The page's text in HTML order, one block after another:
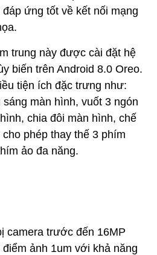
ứng tốt về kết nối mạng
trung này được cài đặt hệ
biến trên Android 8.0 Oreo.
tiện ích đặc trưng như:
màn hình, vuốt 3 ngón
chia đôi màn hình, chế
phép thay thế 3 phím
ảo đa năng.
camera trước đến 16MP
ảnh 1um với khả năng